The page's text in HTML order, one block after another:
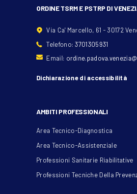
ORDINE TSRM E PSTRP DI
Via Ca' Marcello, 61 - 30172
Telefono:3701305931
Email:
Dichiarazione di accessibilità
AMBITI PROFESSIONALI
Area Tecnico-Diagnostica
Area Tecnico-Assistenziale
Professioni Sanitarie Riabilitative
Professioni Tecniche Della